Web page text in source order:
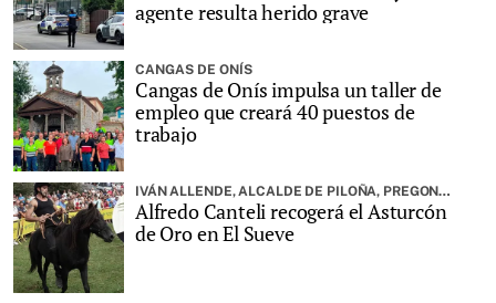
agente resulta herido grave
CANGAS DE ONÍS
Cangas de Onís impulsa un taller de
empleo que creará 40 puestos de
trabajo
IVÁN ALLENDE, ALCALDE DE PILOÑA, PREGONARÁ LA FIESTA
Alfredo Canteli recogerá el Asturcón
de Oro en El Sueve